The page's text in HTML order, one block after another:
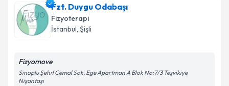
Op. Dr. Yusuf Ünaliçin randevu takvimi talebi
oluşturun. Size bu uzmandan randevu almanız için bir
takvim hazırlandığında e-posta ile bilgilendireceğiz.
Fzt. Duygu Odabaşı
Fizyoterapi
İstanbul, Şişli
Fizyomove
Sinoplu Şehit Cemal Sok. Ege Apartman A Blok No:7/3 Teşvikiye
Nişantaşı